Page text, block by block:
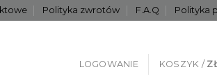
Polityka zwrotów F.A.Q Polityka
LOGOWANIE KOSZYK /